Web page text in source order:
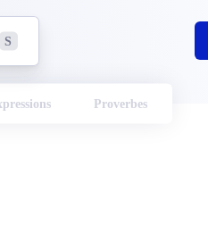
S
Proverbes